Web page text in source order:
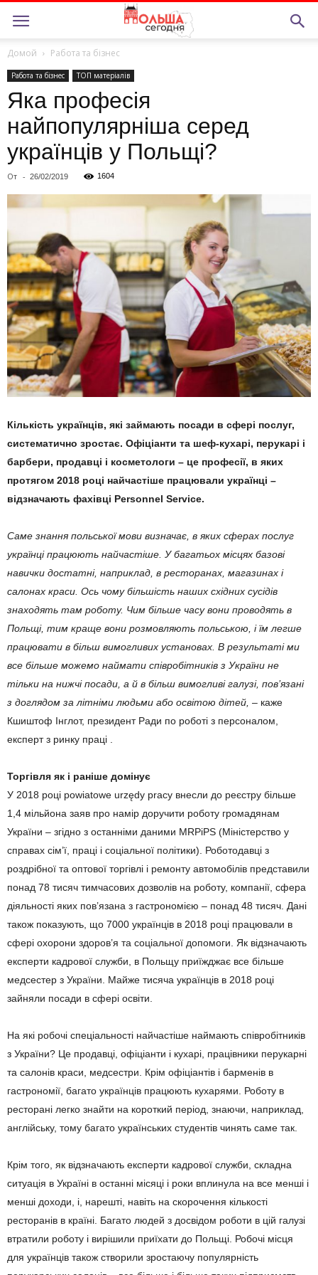
Домой Работа та бiзнес
Работа та бiзнес ТОП матерiалiв
Яка професія
найпопулярніша серед
українців у Польщі?
От - 26/02/2019 1604
Кількість українців, які займають посади в сфері послуг,
систематично зростає. Офіціанти та шеф-кухарі, перукарі і
барбери, продавці і косметологи – це професії, в яких
протягом 2018 році найчастіше працювали українці –
відзначають фахівці Personnel Service.
Саме знання польської мови визначає, в яких сферах послуг
українці працюють найчастіше. У багатьох місцях базові
навички достатні, наприклад, в ресторанах, магазинах і
салонах краси. Ось чому більшість наших східних сусідів
знаходять там роботу. Чим більше часу вони проводять в
Польщі, тим краще вони розмовляють польською, і їм легше
працювати в більш вимогливих установах. В результаті ми
все більше можемо наймати співробітників з України не
тільки на нижчі посади, а й в більш вимогливі галузі, пов’язані
з доглядом за літніми людьми або освітою дітей, – каже
Кшиштоф Інглот, президент Ради по роботі з персоналом,
експерт з ринку праці .
Торгівля як і раніше домінує
У 2018 році powiatowe urzędy pracy внесли до реєстру більше
1,4 мільйона заяв про намір доручити роботу громадянам
України – згідно з останніми даними MRPiPS (Міністерство у
справах сім’ї, праці і соціальної політики). Роботодавці з
роздрібної та оптової торгівлі і ремонту автомобілів представили
понад 78 тисяч тимчасових дозволів на роботу, компанії, сфера
діяльності яких пов’язана з гастрономією – понад 48 тисяч. Дані
також показують, що 7000 українців в 2018 році працювали в
сфері охорони здоров’я та соціальної допомоги. Як відзначають
експерти кадрової служби, в Польщу приїжджає все більше
медсестер з України. Майже тисяча українців в 2018 році
зайняли посади в сфері освіти.
На які робочі спеціальності найчастіше наймають співробітників
з України? Це продавці, офіціанти і кухарі, працівники перукарні
та салонів краси, медсестри. Крім офіціантів і барменів в
гастрономії, багато українців працюють кухарями. Роботу в
ресторані легко знайти на короткий період, знаючи, наприклад,
англійську, тому багато українських студентів чинять саме так.
Крім того, як відзначають експерти кадрової служби, складна
ситуація в Україні в останні місяці і роки вплинула на все менші і
менші доходи, і, нарешті, навіть на скорочення кількості
ресторанів в країні. Багато людей з досвідом роботи в цій галузі
втратили роботу і вирішили приїхати до Польщі. Робочі місця
для українців також створили зростаючу популярність